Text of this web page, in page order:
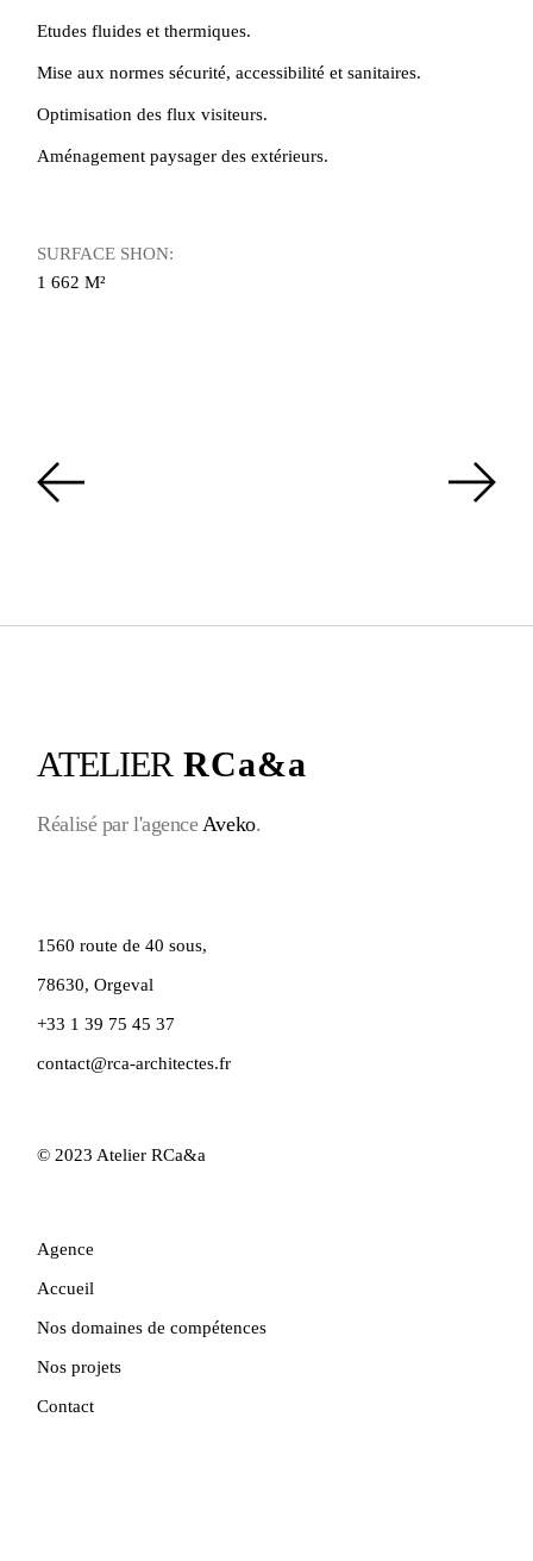
Etudes fluides et thermiques.
Mise aux normes sécurité, accessibilité et sanitaires.
Optimisation des flux visiteurs.
Aménagement paysager des extérieurs.
SURFACE SHON:
1 662 M²
ATELIER RCa&a
Réalisé par l'agenceAveko.
1560 route de 40 sous,
78630, Orgeval
+33 1 39 75 45 37
contact@rca-architectes.fr
© 2023 Atelier RCa&a
Agence
Accueil
Nos domaines de compétences
Nos projets
Contact